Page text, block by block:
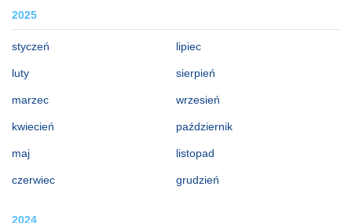
2025
styczeń
luty
marzec
kwiecień
maj
czerwiec
lipiec
sierpień
wrzesień
październik
listopad
grudzień
2024